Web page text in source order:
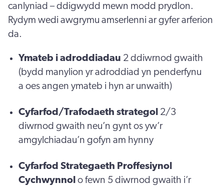
canlyniad – ddigwydd mewn modd prydlon.
Rydym wedi awgrymu amserlenni ar gyfer arferion
da.
Ymateb i adroddiadau 2 ddiwrnod gwaith
(bydd manylion yr adroddiad yn penderfynu
a oes angen ymateb i hyn ar unwaith)
Cyfarfod/Trafodaeth strategol 2/3
diwrnod gwaith neu’n gynt os yw’r
amgylchiadau’n gofyn am hynny
Cyfarfod Strategaeth Proffesiynol
Cychwynnol o fewn 5 diwrnod gwaith i’r